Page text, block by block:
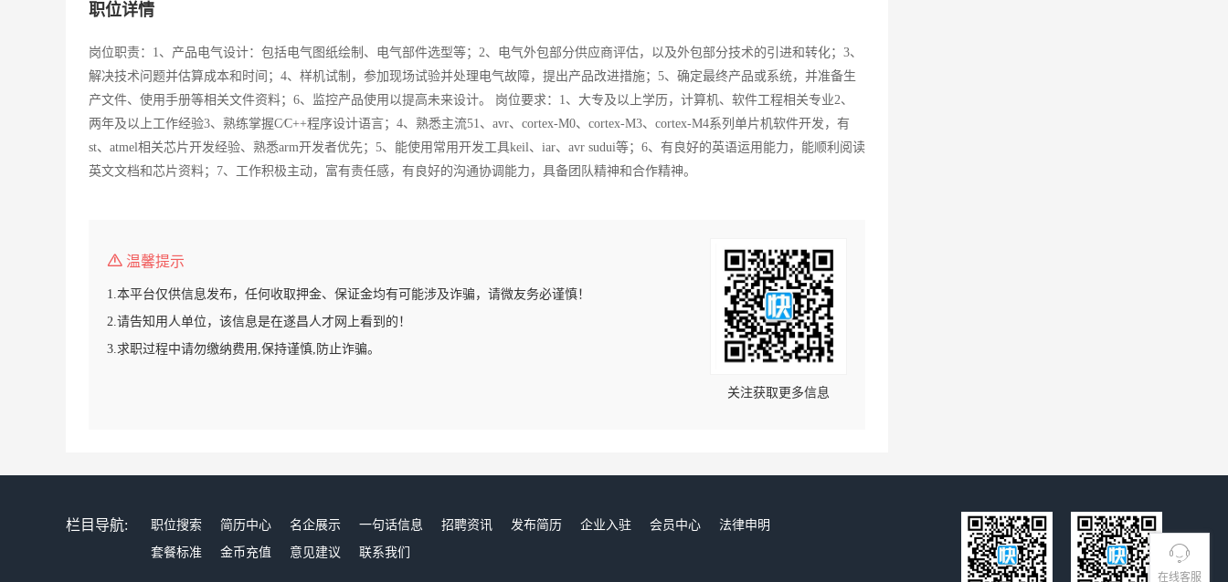
在线客服
职位详情
岗位职责：1、产品电气设计：包括电气图纸绘制、电气部件选型等；2、电气外包部分供应商评估，以及外包部分技术的引进和转化；3、
解决技术问题并估算成本和时间；4、样机试制，参加现场试验并处理电气故障，提出产品改进措施；5、确定最终产品或系统，并准备生
产文件、使用手册等相关文件资料；6、监控产品使用以提高未来设计。 岗位要求：1、大专及以上学历，计算机、软件工程相关专业2、
两年及以上工作经验3、熟练掌握C∕C++程序设计语言；4、熟悉主流51、avr、cortex-M0、cortex-M3、cortex-M4系列单片机软件开发，有
st、atmel相关芯片开发经验、熟悉arm开发者优先；5、能使用常用开发工具keil、iar、avr sudui等；6、有良好的英语运用能力，能顺利阅读
英文文档和芯片资料；7、工作积极主动，富有责任感，有良好的沟通协调能力，具备团队精神和合作精神。
温馨提示
1.本平台仅供信息发布，任何收取押金、保证金均有可能涉及诈骗，请微友务必谨慎！
2.请告知用人单位，该信息是在遂昌人才网上看到的！
3.求职过程中请勿缴纳费用,保持谨慎,防止诈骗。
关注获取更多信息
栏目导航: 职位搜索 简历中心 名企展示 一句话信息 招聘资讯 发布简历 企业入驻 会员中心
法律申明
套餐标准
金币充值 意见建议 联系我们